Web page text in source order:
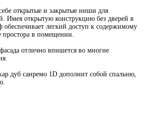
открытые и закрытые ниши для
Имея открытую конструкцию без дверей в
обеспечивает легкий доступ к содержимому
простора в помещении.
отлично впишется во многие
дуб санремо 1D дополнит собой спальню,